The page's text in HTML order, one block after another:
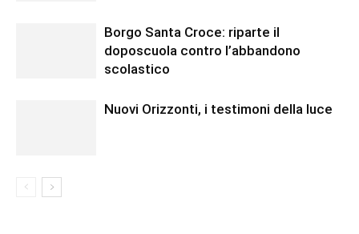
Borgo Santa Croce: riparte il
doposcuola contro l’abbandono
scolastico
Nuovi Orizzonti, i testimoni della luce